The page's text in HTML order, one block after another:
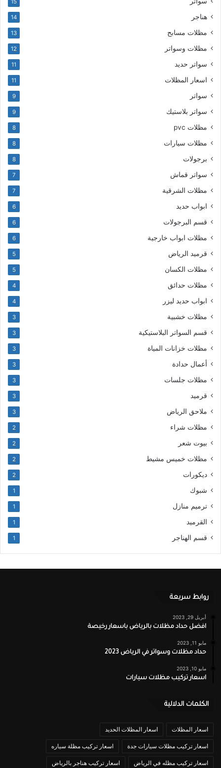
هناجر 14
مظلات مسابح 13
مظلات وسواتر 12
سواتر حديد 11
اسعار المظلات 11
سواتر 9
سواتر بلاستيك 9
مظلات pvc 8
مظلات سيارات 8
برجولات 8
سواتر قماش 7
مظلات الشرقية 7
ابواب حديد 6
قسم البرجولات 6
مظلات ابواب خارجية 6
قرميد الرياض 5
مظلات الكسان 5
مظلات حدائق 4
ابواب حديد ليزر 4
مظلات خشبية 3
قسم السواتر البلاستيكية 3
مظلات خزانات المياة 3
أعمال حدادة 3
مظلات جلسات 3
قرميد 3
ملاحق الرياض 3
مظلات شراء 2
بيوت شعر 2
مظلات خميس مشيط 2
ديكورات 2
شبوك 1
ترميم منازل 1
القرميد 1
قسم الهناجر 1
روابط سريعة
أبريل 29, 2023
افضل حداد مظلات بالرياض باسعار رخيصة
مايو 11, 2023
حداد مظلات وسواتر في الرياض 2023
مايو 10, 2023
اسعار تركيب مظلات سيارات
الكلمات الدلالية
اسعار المظلات اسعار المظلات الحديد
اسعار تركيب مظلات سيارات جدة اسعار تركيب مظلة سياره
اسعار تركيب مظله في الرياض اسعار تركيب هناجر بالرياض